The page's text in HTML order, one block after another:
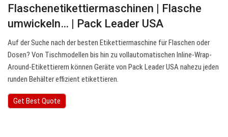
Flaschenetikettiermaschinen | Flasche
umwickeln… | Pack Leader USA
Auf der Suche nach der besten Etikettiermaschine für Flaschen oder
Dosen? Von Tischmodellen bis hin zu vollautomatischen Inline-Wrap-
Around-Etikettierern können Geräte von Pack Leader USA nahezu jeden
runden Behälter effizient etikettieren.
Get Best Quote